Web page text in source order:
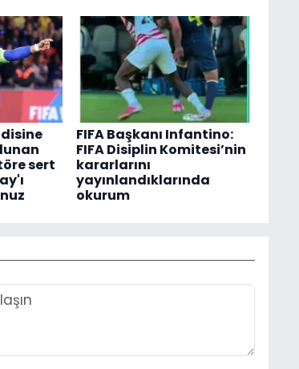
sert
FIFA Başkanı Infantino:
FIFA Disiplin Komitesi’nin
kararlarını
yayınlandıklarında
okurum